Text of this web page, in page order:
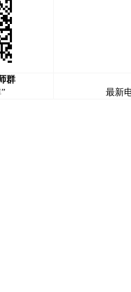
群
最新